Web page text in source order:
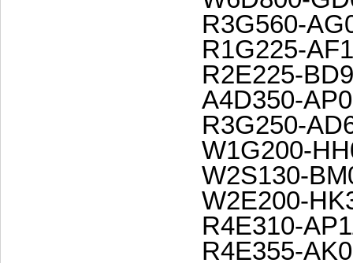
R3G560-
R1G225-
R2E225-
A4D350-
R3G250-
W1G200-
W2S130-
W2E200-
R4E310-
R4E355-